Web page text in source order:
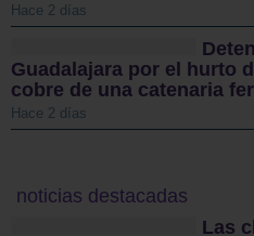
Hace 2 días
Guadalajara por el hurto
cobre de una catenaria
Hace 2 días
noticias destacadas
Las